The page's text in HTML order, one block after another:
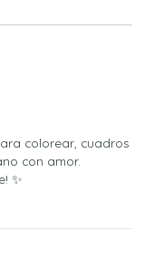
colorear, cuadros
con amor.
✨